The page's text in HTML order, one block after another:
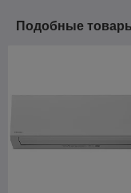
Подобные